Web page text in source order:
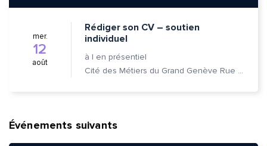
mer.
12
août
Rédiger son CV – soutien
individuel
à | en présentiel
Cité des Métiers du Grand Genève Rue Prévost-Martin 6 1205 Genève
Événements suivants